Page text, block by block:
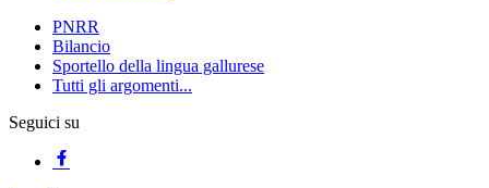
PNRR
Bilancio
Sportello della lingua gallurese
Tutti gli argomenti...
Seguici su